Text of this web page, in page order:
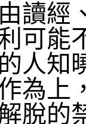
讀
可能
人知
為上
脫